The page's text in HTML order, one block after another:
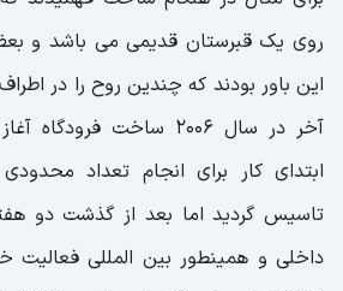
روی یک قبرستان قدیمی می باشد و
این باور بودند که چندین روح را در
آخر در سال 2006 ساخت
ابتدای کار برای انجام تعداد
تاسیس گردید اما بعد از گذشت دو
داخلی و همینطور بین المللی